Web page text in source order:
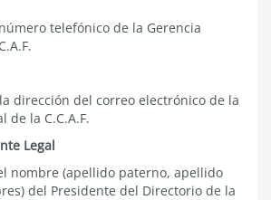
telefónico de la Gerencia
dirección del correo electrónico de la
de la C.C.A.F.
Legal
nombre (apellido paterno, apellido
del Presidente del Directorio de la